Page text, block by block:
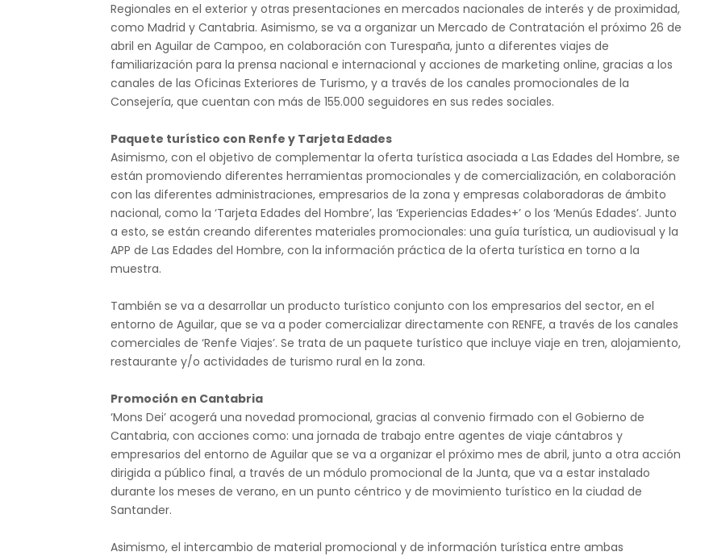
Regionales en el exterior y otras presentaciones en mercados nacionales de interés y de proximidad,
como Madrid y Cantabria. Asimismo, se va a organizar un Mercado de Contratación el próximo 26 de
abril en Aguilar de Campoo, en colaboración con Turespaña, junto a diferentes viajes de
familiarización para la prensa nacional e internacional y acciones de marketing online, gracias a los
canales de las Oficinas Exteriores de Turismo, y a través de los canales promocionales de la
Consejería, que cuentan con más de 155.000 seguidores en sus redes sociales.
Paquete turístico con Renfe y Tarjeta Edades
Asimismo, con el objetivo de complementar la oferta turística asociada a Las Edades del Hombre, se
están promoviendo diferentes herramientas promocionales y de comercialización, en colaboración
con las diferentes administraciones, empresarios de la zona y empresas colaboradoras de ámbito
nacional, como la ‘Tarjeta Edades del Hombre’, las ‘Experiencias Edades+’ o los ‘Menús Edades’. Junto
a esto, se están creando diferentes materiales promocionales: una guía turística, un audiovisual y la
APP de Las Edades del Hombre, con la información práctica de la oferta turística en torno a la
muestra.
También se va a desarrollar un producto turístico conjunto con los empresarios del sector, en el
entorno de Aguilar, que se va a poder comercializar directamente con RENFE, a través de los canales
comerciales de ‘Renfe Viajes’. Se trata de un paquete turístico que incluye viaje en tren, alojamiento,
restaurante y/o actividades de turismo rural en la zona.
Promoción en Cantabria
‘Mons Dei’ acogerá una novedad promocional, gracias al convenio firmado con el Gobierno de
Cantabria, con acciones como: una jornada de trabajo entre agentes de viaje cántabros y
empresarios del entorno de Aguilar que se va a organizar el próximo mes de abril, junto a otra acción
dirigida a público final, a través de un módulo promocional de la Junta, que va a estar instalado
durante los meses de verano, en un punto céntrico y de movimiento turístico en la ciudad de
Santander.
Asimismo, el intercambio de material promocional y de información turística entre ambas